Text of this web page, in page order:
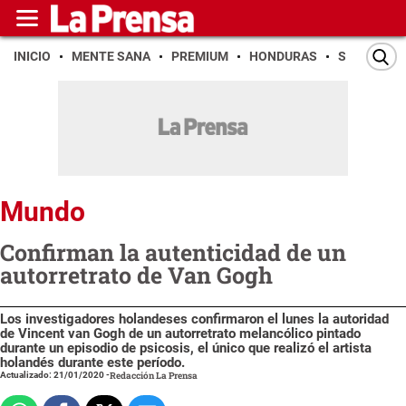
INICIO MENTE SANA PREMIUM HONDURAS SAN PEDRO
Mundo
Confirman la autenticidad de un
autorretrato de Van Gogh
Los investigadores holandeses confirmaron el lunes la autoridad
de Vincent van Gogh de un autorretrato melancólico pintado
durante un episodio de psicosis, el único que realizó el artista
holandés durante este período.
Actualizado: 21/01/2020-Redacción La Prensa